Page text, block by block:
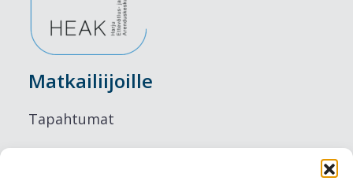
Matkailiijoille
Tapahtumat